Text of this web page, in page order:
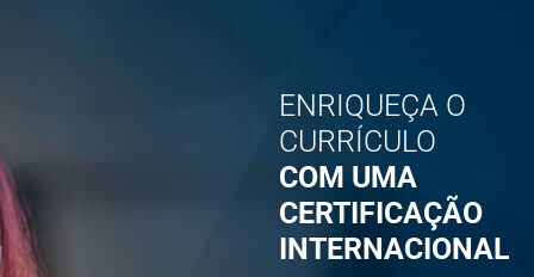
ENRIQUEÇA O
CURRÍCULO
COM UMA
CERTIFICAÇÃO
INTERNACIONAL